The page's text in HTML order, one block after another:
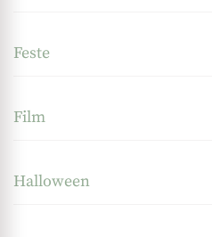
Feste
Film
Halloween